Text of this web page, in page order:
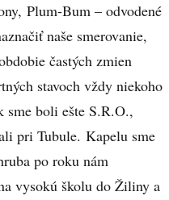
Plum-Bum – odvodené
naše smerovanie,
častých zmien
stavoch vždy niekoho
sme boli ešte S.R.O.,
pri Tubule. Kapelu sme
po roku nám
vysokú školu do Žiliny a